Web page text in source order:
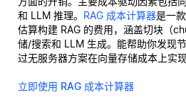
和 LLM 推理。 RAG 成本计算器是一
估算构建 RAG 的费用，涵盖切块（
储/搜索和 LLM 生成。能帮助你发现
过无服务器方案在向量存储成本上实
立即使用 RAG 成本计算器